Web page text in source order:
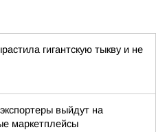
гигантскую тыкву и не
выйдут на
маркетплейсы